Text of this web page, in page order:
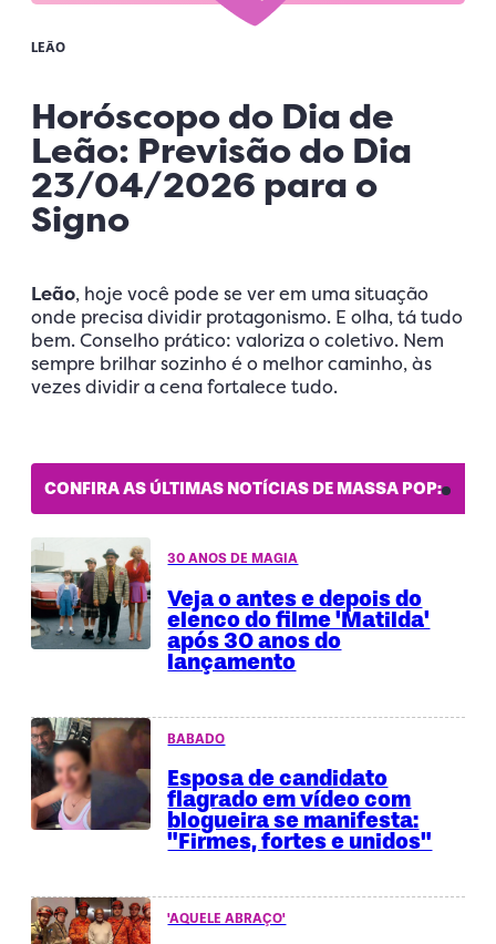
LEÃO
Horóscopo do Dia de
Leão: Previsão do Dia
23/04/2026 para o
Signo
Leão, hoje você pode se ver em uma situação
onde precisa dividir protagonismo. E olha, tá tudo
bem. Conselho prático: valoriza o coletivo. Nem
sempre brilhar sozinho é o melhor caminho, às
vezes dividir a cena fortalece tudo.
CONFIRA AS ÚLTIMAS NOTÍCIAS DE MASSA POP:
30 ANOS DE MAGIA
Veja o antes e depois do
elenco do filme 'Matilda'
após 30 anos do
lançamento
BABADO
Esposa de candidato
flagrado em vídeo com
blogueira se manifesta:
"Firmes, fortes e unidos"
'AQUELE ABRAÇO'